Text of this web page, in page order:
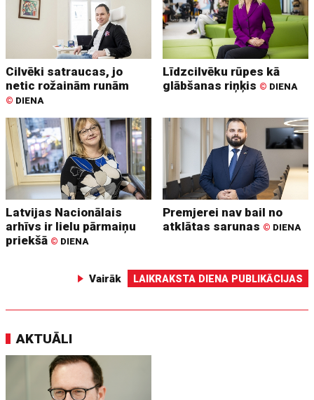
Cilvēki satraucas, jo
netic rožainām runām
© DIENA
Līdzcilvēku rūpes kā
glābšanas riņķis © DIENA
Latvijas Nacionālais
arhīvs ir lielu pārmaiņu
priekšā © DIENA
Premjerei nav bail no
atklātas sarunas © DIENA
Vairāk LAIKRAKSTA DIENA PUBLIKĀCIJAS
AKTUĀLI